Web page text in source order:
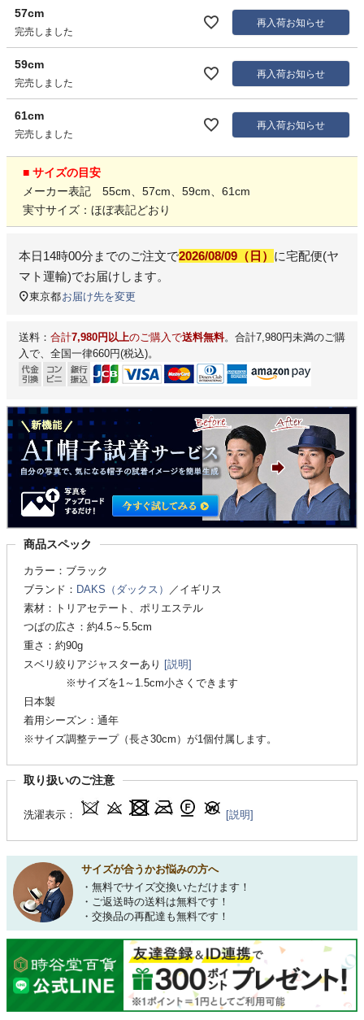
57cm
完売しました
再入荷お知らせ
59cm
完売しました
再入荷お知らせ
61cm
完売しました
再入荷お知らせ
■ サイズの目安
メーカー表記 55cm、57cm、59cm、61cm
実寸サイズ：ほぼ表記どおり
本日14時00分 までのご注文で2026/08/09（日） に宅配便(ヤ
マト運輸)でお届けします。
東京都お届け先を変更
送料： 合計7,980円以上のご購入で送料無料。合計7,980円未満のご購
入で、全国一律660円(税込)。
商品スペック
カラー：ブラック
ブランド： DAKS（ダックス）
／イギリス
素材：トリアセテート、ポリエステル
つばの広さ：約4.5～5.5cm
重さ：約90g
スベリ絞りアジャスターあり [説明]
※サイズを1～1.5cm小さくできます
日本製
着用シーズン：通年
※サイズ調整テープ（長さ30cm）が1個付属します。
取り扱いのご注意
洗濯表示： [説明]
サイズが合うかお悩みの方へ
・無料でサイズ交換いただけます！
・ご返送時の送料は無料です！
・交換品の再配達も無料です！